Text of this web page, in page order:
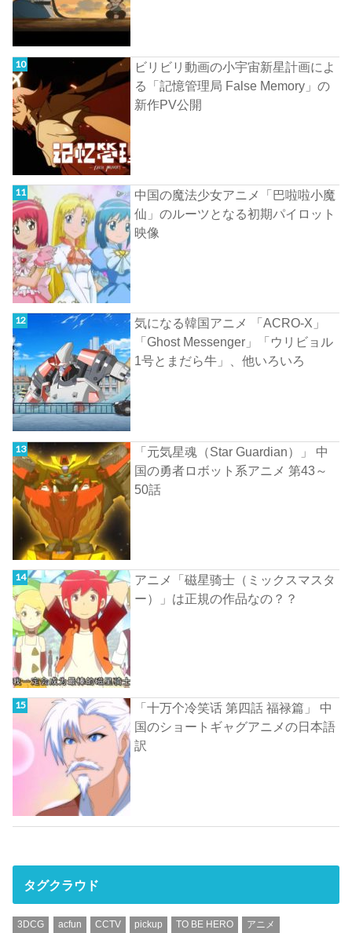
ビリビリ動画の小宇宙新星計画によ
る「記憶管理局 False Memory」の
新作PV公開
中国の魔法少女アニメ「巴啦啦小魔
仙」のルーツとなる初期パイロット
映像
気になる韓国アニメ 「ACRO-X」
「Ghost Messenger」「ウリビョル
1号とまだら牛」、他いろいろ
「元気星魂（Star Guardian）」 中
国の勇者ロボット系アニメ 第43～
50話
アニメ「磁星骑士（ミックスマスタ
ー）」は正規の作品なの？？
「十万个冷笑话 第四話 福禄篇」 中
国のショートギャグアニメの日本語
訳
タグクラウド
3DCG acfun CCTV pickup TO BE HERO アニメ